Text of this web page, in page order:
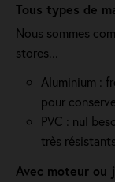
Tous types de
Nous sommes
stores...
Aluminium :
pour
PVC : nul
très
Avec moteur ou